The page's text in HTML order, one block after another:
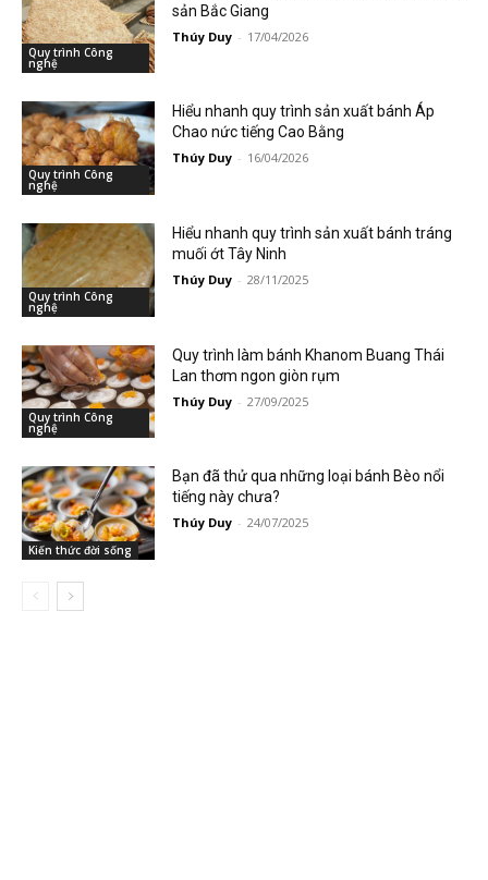
Quy trình Công
nghệ
sản Bắc Giang
Thúy Duy - 17/04/2026
Quy trình Công
nghệ
Hiểu nhanh quy trình sản xuất bánh Áp
Chao nức tiếng Cao Bằng
Thúy Duy - 16/04/2026
Quy trình Công
nghệ
Hiểu nhanh quy trình sản xuất bánh tráng
muối ớt Tây Ninh
Thúy Duy - 28/11/2025
Quy trình Công
nghệ
Quy trình làm bánh Khanom Buang Thái
Lan thơm ngon giòn rụm
Thúy Duy - 27/09/2025
Kiến thức đời sống
Bạn đã thử qua những loại bánh Bèo nổi
tiếng này chưa?
Thúy Duy - 24/07/2025